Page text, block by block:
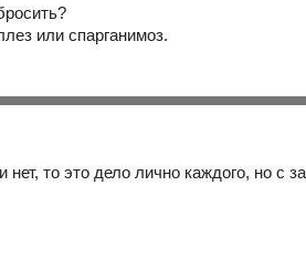
или спарганимоз.
то это дело лично каждого, но с